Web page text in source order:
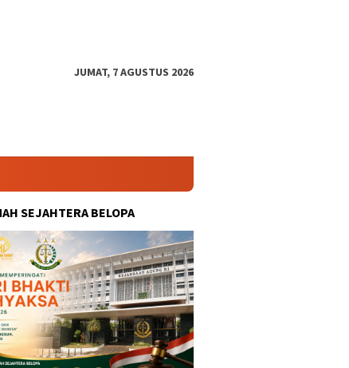
JUMAT, 7 AGUSTUS 2026
SEJAHTERA BELOPA